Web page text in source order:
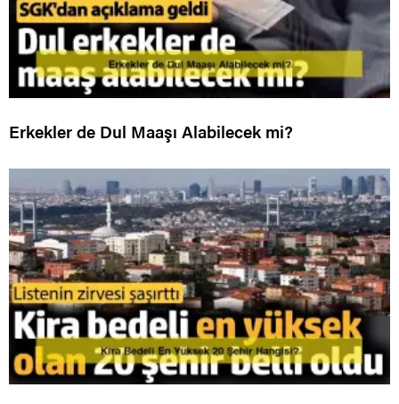
Erkekler de Dul Maaşı Alabilecek mi?